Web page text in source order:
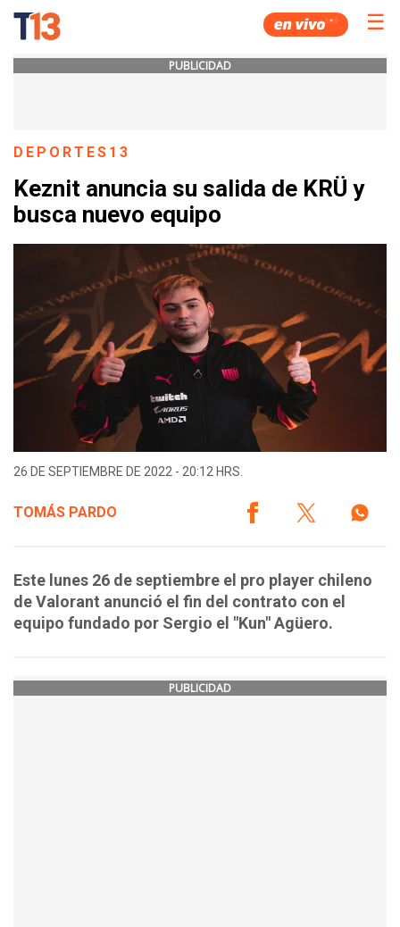
☰
PUBLICIDAD
DEPORTES13
Keznit anuncia su salida de KRÜ y
busca nuevo equipo
26 DE SEPTIEMBRE DE 2022 - 20:12 HRS.
TOMÁS PARDO
Este lunes 26 de septiembre el pro player chileno
de Valorant anunció el fin del contrato con el
equipo fundado por Sergio el "Kun" Agüero.
PUBLICIDAD